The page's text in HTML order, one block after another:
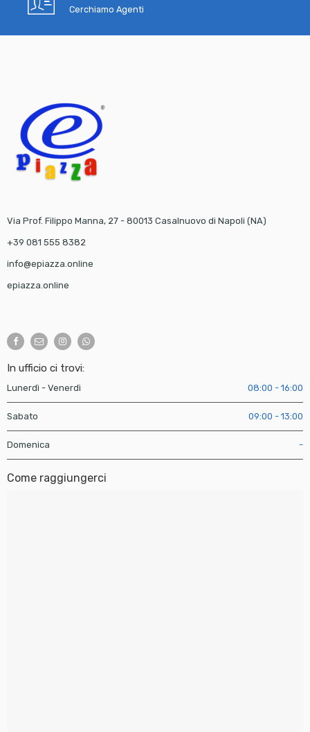
Cerchiamo Agenti
Via Prof. Filippo Manna, 27 - 80013 Casalnuovo di Napoli (NA)
+39 081 555 8382
info@epiazza.online
epiazza.online
In ufficio ci trovi:
Lunerdì - Venerdì 08:00 - 16:00
Sabato 09:00 - 13:00
Domenica -
Come raggiungerci